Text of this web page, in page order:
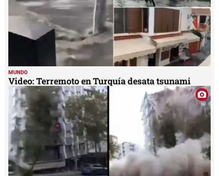
MUNDO
Video: Terremoto en Turquía desata tsunami